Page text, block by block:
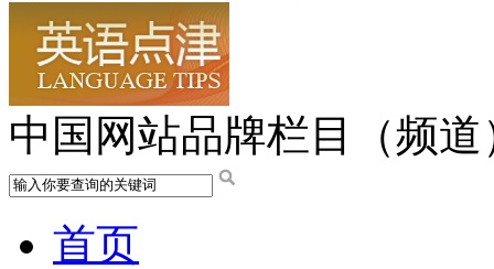
中国网站品牌栏目（频道
首页